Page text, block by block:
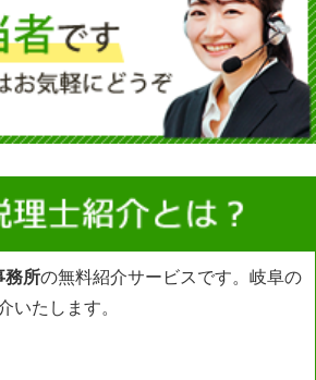
務所の無料紹介サービスです。岐阜の
いたします。